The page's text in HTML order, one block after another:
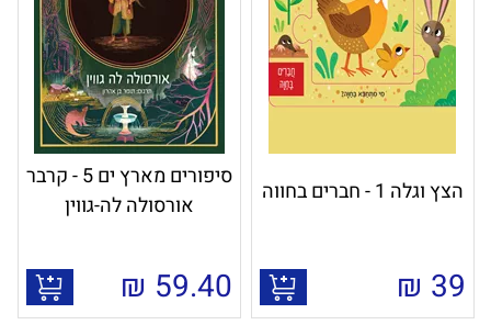
הצץ וגלה 1 - חברים בחווה
39
₪
סיפורים מארץ ים 5 - קרבר
אורסולה לה-גווין
59.40
₪